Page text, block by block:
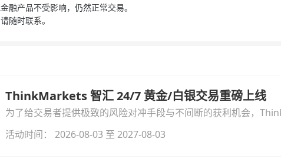
融产品不受影响，仍然正常交易。
随时联系。
ThinkMarkets 智汇 24/7 黄金/白银交易重磅上线
为了给交易者提供极致的风险对冲手段与不间断的获利机会，
与白银交易！本文将为您详细拆解本次升级的核心交易品种、杠杆
活动时间： 2026-08-03 至 2027-08-03